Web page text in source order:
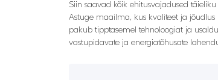
Siin saavad kõik ehitusvajadused
Astuge maailma, kus kvaliteet ja jõudlus
pakub tipptasemel tehnoloogiat ja
vastupidavate ja energiatõhusate